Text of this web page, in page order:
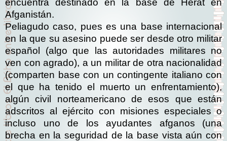
Afganistán.
Peliagudo caso, pues es una base internacional
en la que su asesino puede ser desde otro militar
español (algo que las autoridades militares no
ven con agrado), a un militar de otra nacionalidad
(comparten base con un contingente italiano con
el que ha tenido el muerto un enfrentamiento),
algún civil norteamericano de esos que están
adscritos al ejército con misiones especiales o
incluso uno de los ayudantes afganos (una
brecha en la seguridad de la base vista aún con